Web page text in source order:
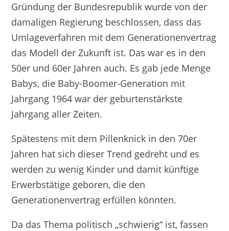
Gründung der Bundesrepublik wurde von der
damaligen Regierung beschlossen, dass das
Umlageverfahren mit dem Generationenvertrag
das Modell der Zukunft ist. Das war es in den
50er und 60er Jahren auch. Es gab jede Menge
Babys, die Baby-Boomer-Generation mit
Jahrgang 1964 war der geburtenstärkste
Jahrgang aller Zeiten.
Spätestens mit dem Pillenknick in den 70er
Jahren hat sich dieser Trend gedreht und es
werden zu wenig Kinder und damit künftige
Erwerbstätige geboren, die den
Generationenvertrag erfüllen könnten.
Da das Thema politisch „schwierig“ ist, fassen